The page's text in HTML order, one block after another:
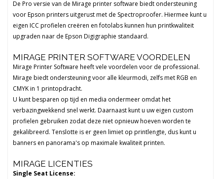
De Pro versie van de Mirage printer software biedt ondersteuning
voor Epson printers uitgerust met de Spectroproofer. Hiermee kunt u
eigen ICC profielen creëren en fotolabs kunnen hun printkwaliteit
upgraden naar de Epson Digigraphie standaard.
MIRAGE PRINTER SOFTWARE VOORDELEN
Mirage Printer Software heeft vele voordelen voor de professional.
Mirage biedt ondersteuning voor alle kleurmodi, zelfs met RGB en
CMYK in 1 printopdracht.
U kunt besparen op tijd en media ondermeer omdat het
verbazingwekkend snel werkt. Daarnaast kunt u uw eigen custom
profielen gebruiken zodat deze niet opnieuw hoeven worden te
gekalibreerd. Tenslotte is er geen limiet op printlengte, dus kunt u
banners en panorama's op maximale kwaliteit printen.
MIRAGE LICENTIES
Single Seat License: